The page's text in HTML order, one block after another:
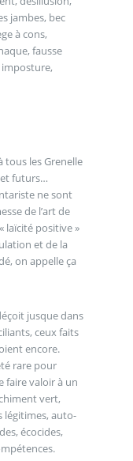
jambes, bec
à cons,
fausse
tous les Grenelle
et futurs…
ne sont
de l’art de
laïcité positive »
et de la
on appelle ça
jusque dans
ceux faits
encore.
rare pour
faire valoir à un
vert,
légitimes, auto-
écocides,